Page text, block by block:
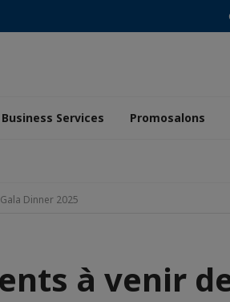
Business Services Promosalons
Dinner 2025
à venir